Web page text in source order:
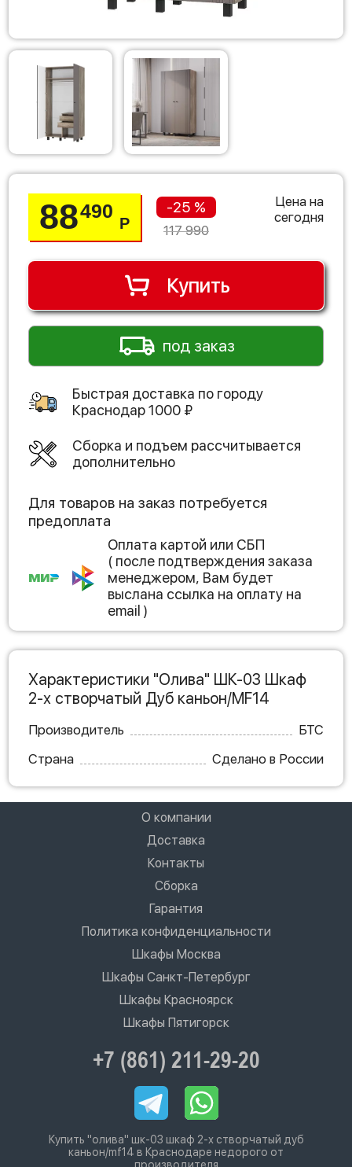
88490
Р
-25 %
117 990
Цена на
сегодня
Купить
под заказ
Быстрая доставка по городу
Краснодар1000 ₽
Сборка и подъем рассчитывается
дополнительно
Для товаров на заказ потребуется
предоплата
Оплата картой или СБП
( после подтверждения заказа
менеджером, Вам будет
выслана ссылка на оплату на
email )
Характеристики "Олива" ШК-03 Шкаф
2-х створчатый Дуб каньон/MF14
Производитель
БТС
Страна
Сделано в России
О компании
Доставка
Контакты
Сборка
Гарантия
Политика конфиденциальности
Шкафы Москва
Шкафы Санкт-Петербург
Шкафы Красноярск
Шкафы Пятигорск
+7 (861) 211-29-20
Купить "олива" шк-03 шкаф 2-х створчатый дуб
каньон/mf14 в Краснодаре недорого от